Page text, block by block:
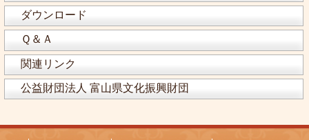
ダウンロード
Ｑ＆Ａ
関連リンク
公益財団法人 富山県文化振興財団